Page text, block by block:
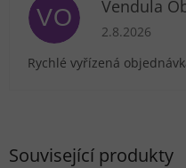
Související produkty
VO Vendula
Hodnocení
2.8.2026
Rychlé vyřízená